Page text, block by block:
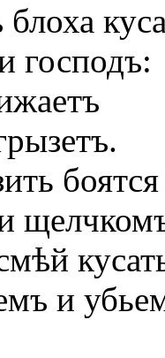
господъ:
боятся
и